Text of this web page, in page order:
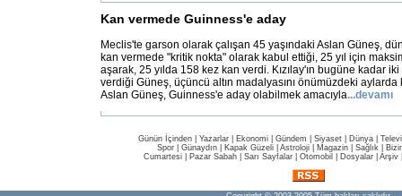
Kan vermede Guinness'e aday
Meclis'te garson olarak çalışan 45 yaşındaki Aslan Güneş,
kan vermede "kritik nokta" olarak kabul ettiği, 25 yıl için
aşarak, 25 yılda 158 kez kan verdi. Kızılay'ın bugüne kadar
verdiği Güneş, üçüncü altın madalyasını önümüzdeki aylarda
Aslan Güneş, Guinness'e aday olabilmek amacıyla...devamı
Günün İçinden Yazarlar Ekonomi Gündem Siyaset Dünya |
Spor
Günaydın Kapak Güzeli Astroloji Magazin Sağlık
Cumartesi
Pazar Sabah Sarı Sayfalar Otomobil Dosyalar Arşiv